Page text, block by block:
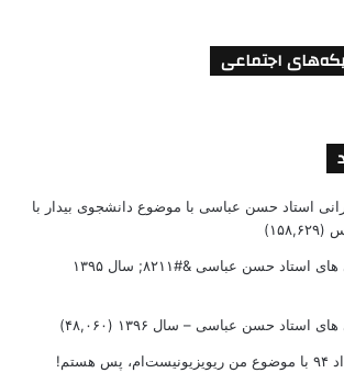
اجتماعی
استاد حسن عباسی با موضوع دانشجوی بیدار با
(۱۵۸,۶۲۹)
حسن عباسی &#۸۲۱۱; سال ۱۳۹۵
استاد حسن عباسی – سال ۱۳۹۶ (۴۸,۰۶۰)